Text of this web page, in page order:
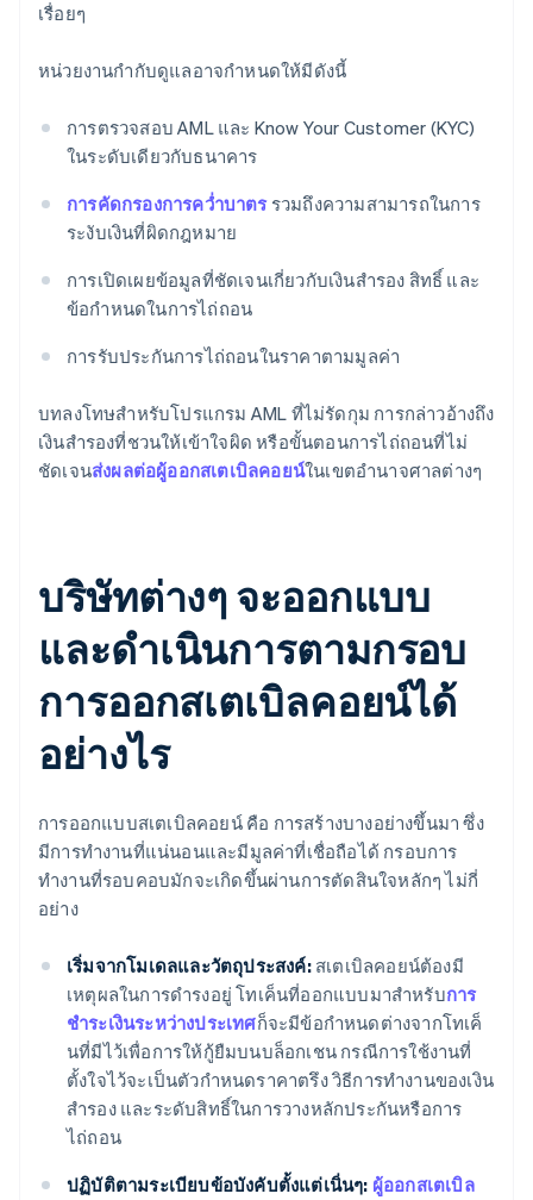
เรื่อยๆ
หน่วยงานกำกับดูแลอาจกำหนดให้มีดังนี้
การตรวจสอบ AML และ Know Your Customer (KYC)
ในระดับเดียวกับธนาคาร
การคัดกรองการคว่ำบาตรรวมถึงความสามารถในการ
ระงับเงินที่ผิดกฎหมาย
การเปิดเผยข้อมูลที่ชัดเจนเกี่ยวกับเงินสำรอง สิทธิ์ และ
ข้อกำหนดในการไถ่ถอน
การรับประกันการไถ่ถอนในราคาตามมูลค่า
บทลงโทษสำหรับโปรแกรม AML ที่ไม่รัดกุม การกล่าวอ้างถึง
เงินสำรองที่ชวนให้เข้าใจผิด หรือขั้นตอนการไถ่ถอนที่ไม่
ชัดเจนส่งผลต่อผู้ออกสเตเบิลคอยน์ในเขตอำนาจศาลต่างๆ
บริษัทต่างๆ จะออกแบบ
และดำเนินการตามกรอบ
การออกสเตเบิลคอยน์ได้
อย่างไร
การออกแบบสเตเบิลคอยน์ คือ การสร้างบางอย่างขึ้นมา ซึ่ง
มีการทำงานที่แน่นอนและมีมูลค่าที่เชื่อถือได้ กรอบการ
ทำงานที่รอบคอบมักจะเกิดขึ้นผ่านการตัดสินใจหลักๆ ไม่กี่
อย่าง
เริ่มจากโมเดลและวัตถุประสงค์:สเตเบิลคอยน์ต้องมี
เหตุผลในการดำรงอยู่ โทเค็นที่ออกแบบมาสำหรับการ
ชำระเงินระหว่างประเทศก็จะมีข้อกำหนดต่างจากโทเค็
นที่มีไว้เพื่อการให้กู้ยืมบนบล็อกเชน กรณีการใช้งานที่
ตั้งใจไว้จะเป็นตัวกำหนดราคาตรึง วิธีการทำงานของเงิน
สำรอง และระดับสิทธิ์ในการวางหลักประกันหรือการ
ไถ่ถอน
ปฏิบัติตามระเบียบข้อบังคับตั้งแต่เนิ่นๆ: ผู้ออกสเตเบิล